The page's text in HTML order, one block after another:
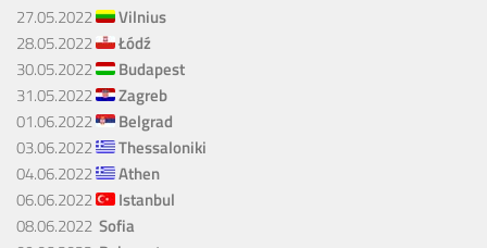
27.05.2022
Vilnius
28.05.2022
Łódź
30.05.2022
Budapest
31.05.2022
Zagreb
01.06.2022
Belgrad
03.06.2022
Thessaloniki
04.06.2022
Athen
06.06.2022
Istanbul
08.06.2022 Sofia